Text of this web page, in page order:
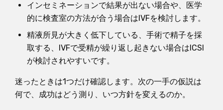
インセミネーションで結果が出ない場合や、医学
的に検査室の方法が合う場合はIVFを検討します。
精液所見が大きく低下している、手術で精子を採
取する、IVFで受精が繰り返し起きない場合はICSI
が検討されやすいです。
迷ったときは1つだけ確認します。次の一手の仮説は
何で、成功はどう測り、いつ方針を変えるのか。